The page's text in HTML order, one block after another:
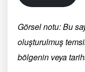
Görsel notu: Bu
oluşturulmuş
bölgenin veya